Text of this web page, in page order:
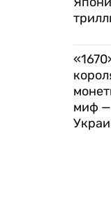
миф —